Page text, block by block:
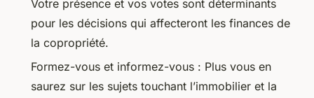
Votre présence et vos votes sont déterminants
pour les décisions qui affecteront les finances de
la copropriété.
Formez-vous et informez-vous : Plus vous en
saurez sur les sujets touchant l’immobilier et la